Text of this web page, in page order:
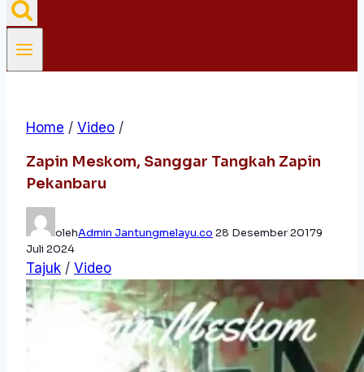
Home / Video /
Zapin Meskom, Sanggar Tangkah Zapin
Pekanbaru
olehAdmin Jantungmelayu.co 28 Desember 20179
Juli 2024
Tajuk / Video